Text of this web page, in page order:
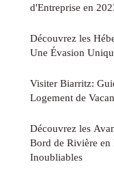
d'Entreprise en
Découvrez les
Une Évasion
Visiter Biarritz:
Logement de
Découvrez les
Bord de Rivière en
Inoubliables